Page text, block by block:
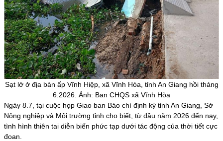
Sạt lở ở địa bàn ấp Vĩnh Hiệp, xã Vĩnh Hòa, tỉnh An Giang hồi tháng
6.2026. Ảnh: Ban CHQS xã Vĩnh Hòa
Ngày 8.7, tại cuộc họp Giao ban Báo chí định kỳ tỉnh An Giang, Sở
Nông nghiệp và Môi trường tỉnh cho biết, từ đầu năm 2026 đến nay,
tình hình thiên tai diễn biến phức tạp dưới tác động của thời tiết cực
đoan.